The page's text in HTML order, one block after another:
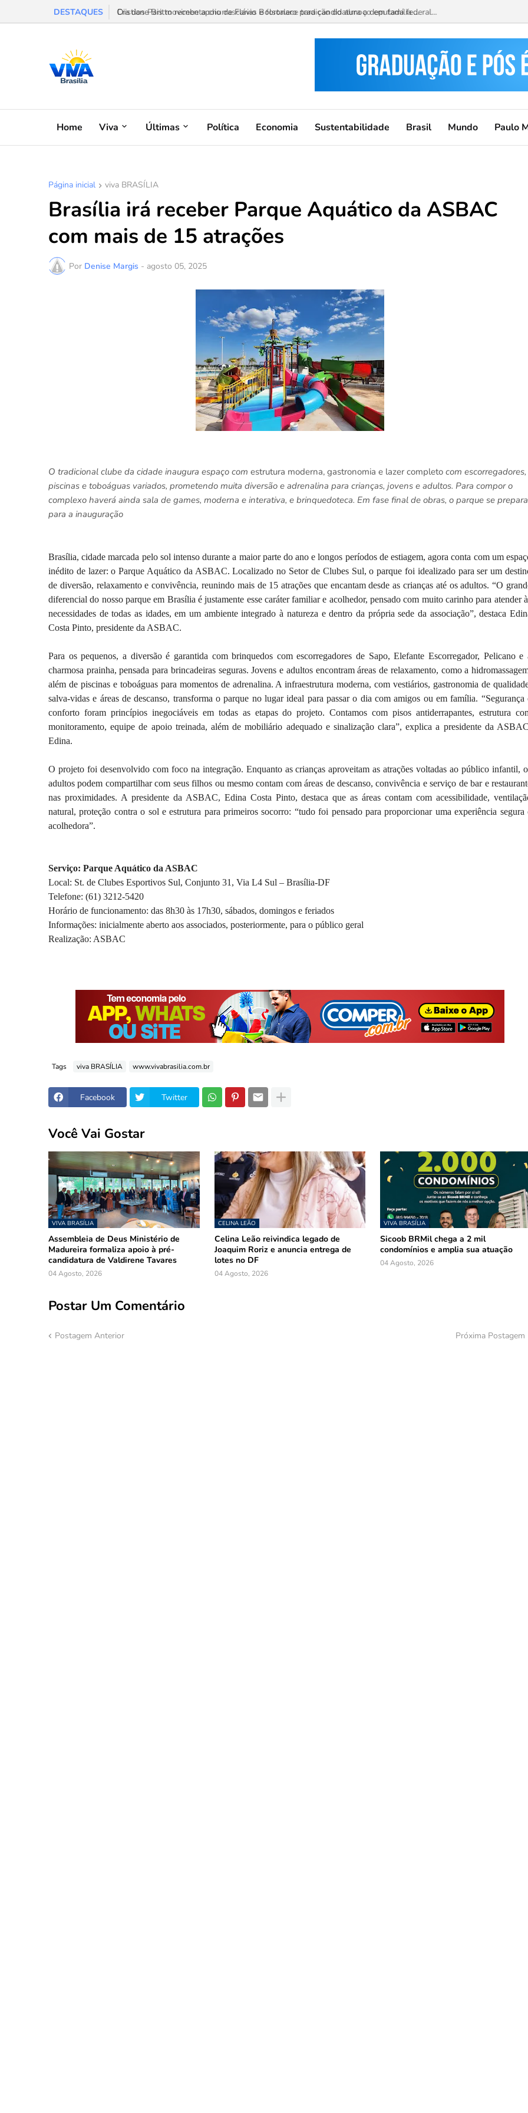
DESTAQUES Dia dos Pais movimenta churrascarias e fortalece tradição do almoço em família ...
Home Viva Últimas Política Economia Sustentabilidade Brasil Mundo Paulo
Página inicial viva BRASÍLIA
Brasília irá receber Parque Aquático da ASBAC
com mais de 15 atrações
Por Denise Margis - agosto 05, 2025
O tradicional clube da cidade inaugura espaço com estrutura moderna, gastronomia e lazer completo com escorregadores,
piscinas e toboáguas variados, prometendo muita diversão e adrenalina para crianças, jovens e adultos. Para compor o
complexo haverá ainda sala de games, moderna e interativa, e brinquedoteca. Em fase final de obras, o parque se prepara
para a inauguração
Brasília, cidade marcada pelo sol intenso durante a maior parte do ano e longos períodos de estiagem, agora conta com um
inédito de lazer: o Parque Aquático da ASBAC. Localizado no Setor de Clubes Sul, o parque foi idealizado para ser um
de diversão, relaxamento e convivência, reunindo mais de 15 atrações que encantam desde as crianças até os adultos. “O
diferencial do nosso parque em Brasília é justamente esse caráter familiar e acolhedor, pensado com muito carinho para atender
necessidades de todas as idades, em um ambiente integrado à natureza e dentro da própria sede da associação”, destaca
Costa Pinto, presidente da ASBAC.
Para os pequenos, a diversão é garantida com brinquedos com escorregadores de Sapo, Elefante Escorregador, Pelicano e
charmosa prainha, pensada para brincadeiras seguras. Jovens e adultos encontram áreas de relaxamento, como a
além de piscinas e toboáguas para momentos de adrenalina. A infraestrutura moderna, com vestiários, gastronomia de
salva-vidas e áreas de descanso, transforma o parque no lugar ideal para passar o dia com amigos ou em família. “Segurança
conforto foram princípios inegociáveis em todas as etapas do projeto. Contamos com pisos antiderrapantes, estrutura
monitoramento, equipe de apoio treinada, além de mobiliário adequado e sinalização clara”, explica a presidente da
Edina.
O projeto foi desenvolvido com foco na integração. Enquanto as crianças aproveitam as atrações voltadas ao público infantil,
adultos podem compartilhar com seus filhos ou mesmo contam com áreas de descanso, convivência e serviço de bar e
nas proximidades. A presidente da ASBAC, Edina Costa Pinto, destaca que as áreas contam com acessibilidade,
natural, proteção contra o sol e estrutura para primeiros socorro: “tudo foi pensado para proporcionar uma experiência segura
acolhedora”.
Serviço: Parque Aquático da ASBAC
Local: St. de Clubes Esportivos Sul, Conjunto 31, Via L4 Sul – Brasília-DF
Telefone: (61) 3212-5420
Horário de funcionamento: das 8h30 às 17h30, sábados, domingos e feriados
Informações: inicialmente aberto aos associados, posteriormente, para o público geral
Realização: ASBAC
Tags viva BRASÍLIA www.vivabrasilia.com.br
Facebook Twitter
Você Vai Gostar
VIVA BRASÍLIA
Assembleia de Deus Ministério de
Madureira formaliza apoio à pré-
candidatura de Valdirene Tavares
04 Agosto, 2026
CELINA LEÃO
Celina Leão reivindica legado de
Joaquim Roriz e anuncia entrega de
lotes no DF
04 Agosto, 2026
VIVA BRASÍLIA
Sicoob BRMil chega a 2 mil
condomínios e amplia sua atuação
04 Agosto, 2026
Postar Um Comentário
Postagem Anterior Próxima Postagem